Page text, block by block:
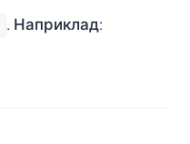
. Наприклад: